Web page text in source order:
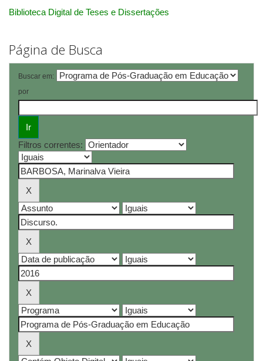
Biblioteca Digital de Teses e Dissertações
Página de Busca
Buscar em:
por
Filtros correntes: